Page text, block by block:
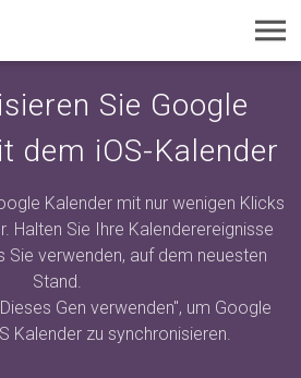
Sie Google
dem iOS-Kalender
Kalender mit nur wenigen Klicks
Halten Sie Ihre Kalenderereignisse
Sie verwenden, auf dem neuesten
Stand.
Gen verwenden", um Google
Kalender zu synchronisieren.